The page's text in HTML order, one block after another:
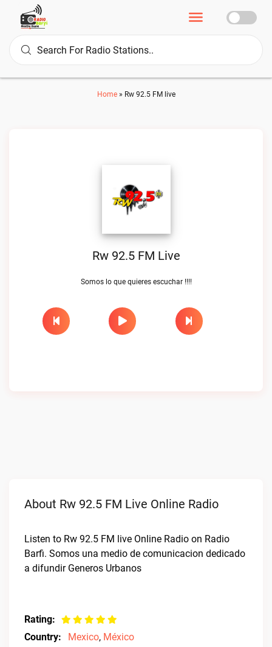
Home» Rw 92.5 FM live
Rw 92.5 FM Live
Somos lo que quieres escuchar !!!!
About Rw 92.5 FM Live Online Radio
Listen to Rw 92.5 FM live Online Radio on Radio
Barfi. Somos una medio de comunicacion dedicado
a difundir Generos Urbanos
Rating:
Country:
Mexico, México